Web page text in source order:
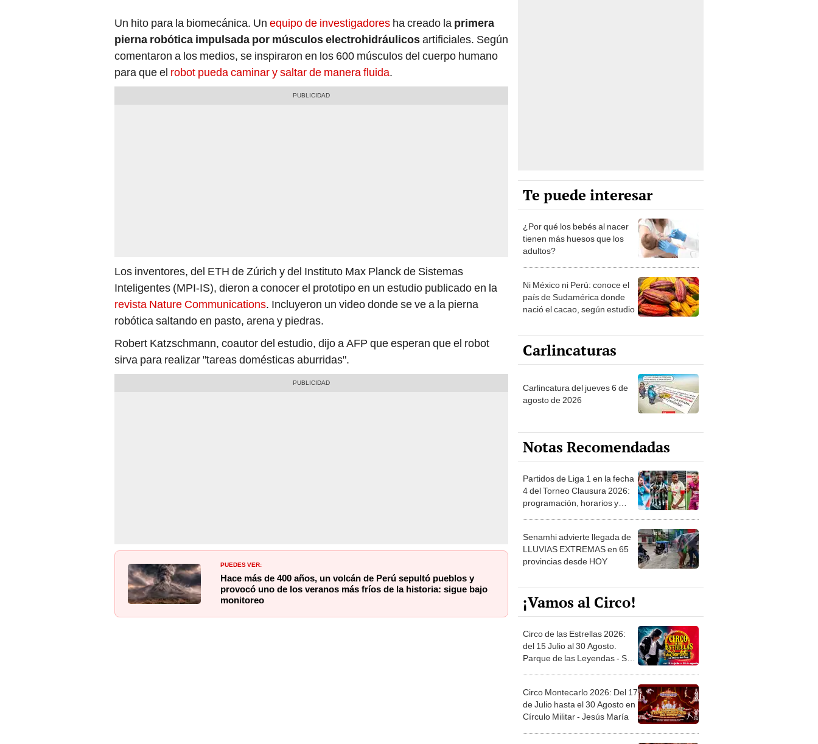
Un hito para la biomecánica. Un equipo de investigadores ha creado la primera
pierna robótica impulsada por músculos electrohidráulicosartificiales. Según
comentaron a los medios, se inspiraron en los 600 músculos del cuerpo humano
para que el robot pueda caminar y saltar de manera fluida.
Los inventores, del ETH de Zúrich y del Instituto Max Planck de Sistemas
Inteligentes (MPI-IS), dieron a conocer el prototipo en un estudio publicado en la
revista Nature Communications. Incluyeron un video donde se ve a la pierna
robótica saltando en pasto, arena y piedras.
Robert Katzschmann, coautor del estudio, dijo a AFP que esperan que el robot
sirva para realizar "tareas domésticas aburridas".
PUEDES VER:
Hace más de 400 años, un volcán de Perú sepultó pueblos y
provocó uno de los veranos más fríos de la historia: sigue bajo
monitoreo
Te puede interesar
¿Por qué los bebés al nacer
tienen más huesos que los
adultos?
Ni México ni Perú: conoce el
país de Sudamérica donde
nació el cacao, según estudio
Carlincaturas
Carlincatura del jueves 6 de
agosto de 2026
Notas Recomendadas
Partidos de Liga 1 en la fecha
4 del Torneo Clausura 2026:
programación, horarios y
Senamhi advierte llegada de
LLUVIAS EXTREMAS en 65
provincias desde HOY
¡Vamos al Circo!
Circo de las Estrellas 2026:
del 15 Julio al 30 Agosto.
Parque de las Leyendas - San
Circo Montecarlo 2026: Del 17
de Julio hasta el 30 Agosto en
Círculo Militar - Jesús María